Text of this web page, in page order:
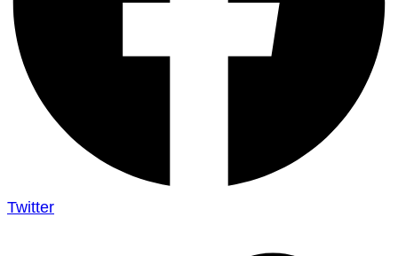
Twitter